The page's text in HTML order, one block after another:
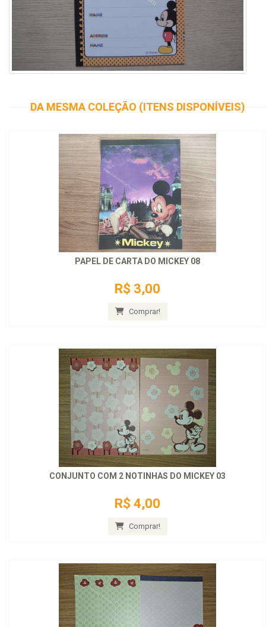
DA MESMA COLEÇÃO (ITENS DISPONÍVEIS)
PAPEL DE CARTA DO MICKEY 08
R$ 3,00
Comprar!
CONJUNTO COM 2 NOTINHAS DO MICKEY 03
R$ 4,00
Comprar!